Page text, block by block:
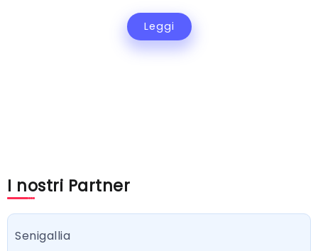
Leggi
I nostri Partner
Senigallia